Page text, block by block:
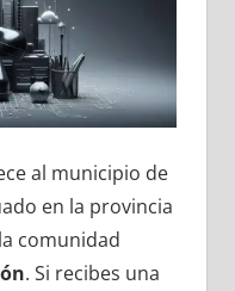
al municipio dе
en la provincia
comunidad
. Si recibes una